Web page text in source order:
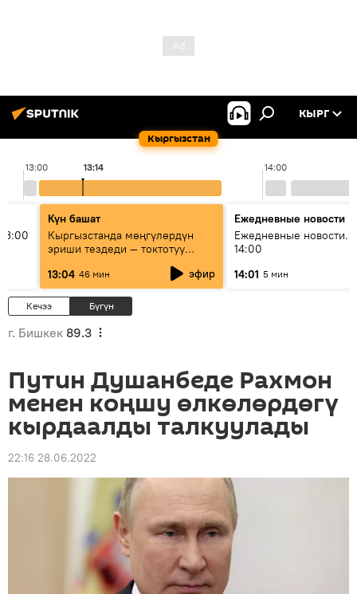
Кыргызстан
КЫРГ
13:00 14:00
13:14
Күн башат
Кыргызстанда мөңгүлөрдүн
эриши тездеди — токтотуу
13:04 46 мин эфир
Ежедневные новости
Ежедневные новости.
14:00
14:01 5 мин
Кечээ Бүгүн
г. Бишкек 89.3
Путин Душанбеде Рахмон
менен коңшу өлкөлөрдөгү
кырдаалды талкуулады
22:16 28.06.2022